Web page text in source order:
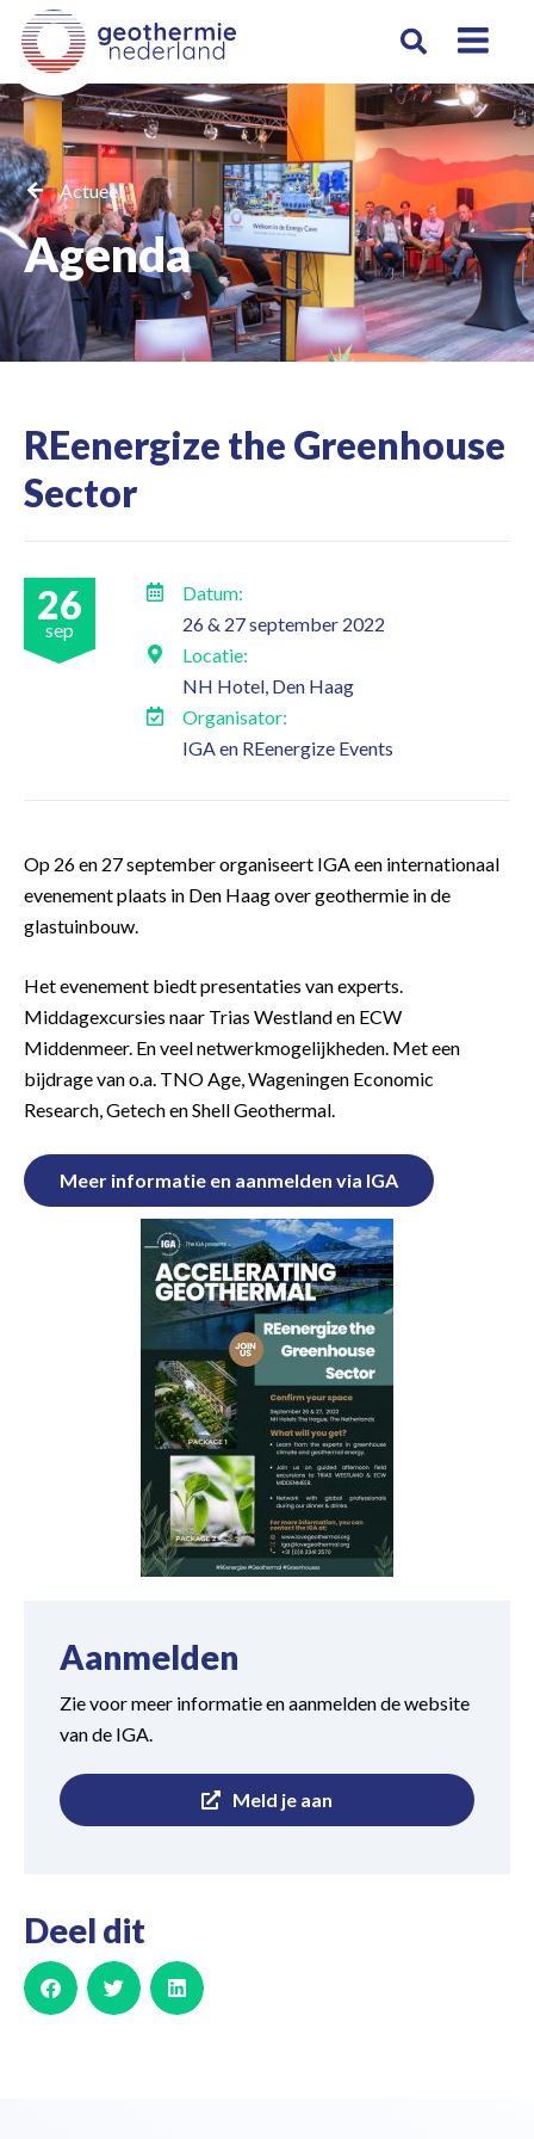
Actueel
Agenda
REenergize the Greenhouse
Sector
26
sep
Datum:
26 & 27 september 2022
Locatie:
NH Hotel, Den Haag
Organisator:
IGA en REenergize Events
Op 26 en 27 september organiseert IGA een internationaal
evenement plaats in Den Haag over geothermie in de
glastuinbouw.
Het evenement biedt presentaties van experts.
Middagexcursies naar Trias Westland en ECW
Middenmeer. En veel netwerkmogelijkheden. Met een
bijdrage van o.a. TNO Age, Wageningen Economic
Research, Getech en Shell Geothermal.
Meer informatie en aanmelden via IGA
Aanmelden
Zie voor meer informatie en aanmelden de website
van de IGA.
Meld je aan
Deel dit